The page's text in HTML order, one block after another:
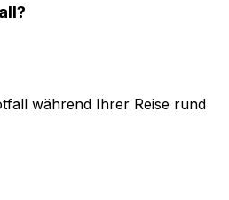
?
während Ihrer Reise rund